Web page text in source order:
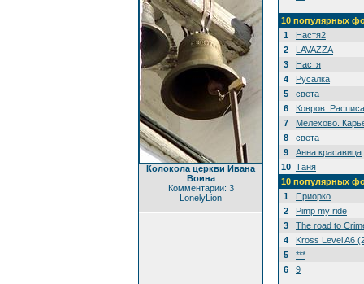
Колокола церкви Ивана
Воина
Комментарии: 3
LonelyLion
10 популярных
1
Настя2
2
LAVAZZA
3
Настя
4
Русалка
5
света
6
Ковров.
7
Мелехово.
8
света
9
Анна красавица
10 Таня
10 популярных
1
Приорко
2
Pimp my ride
3
The road to
4
Kross Level A6
5
***
6
9